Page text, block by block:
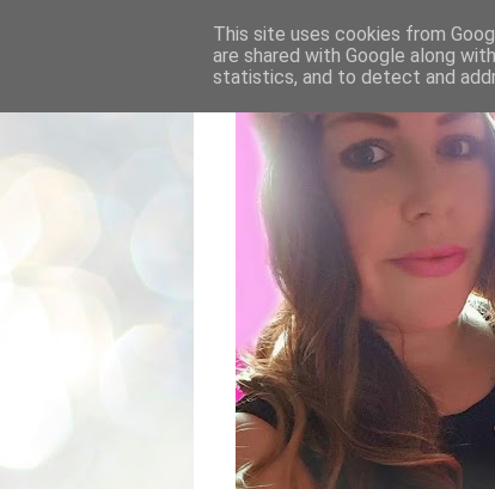
This site uses cookies from
are shared with Google along
statistics, and to detect and